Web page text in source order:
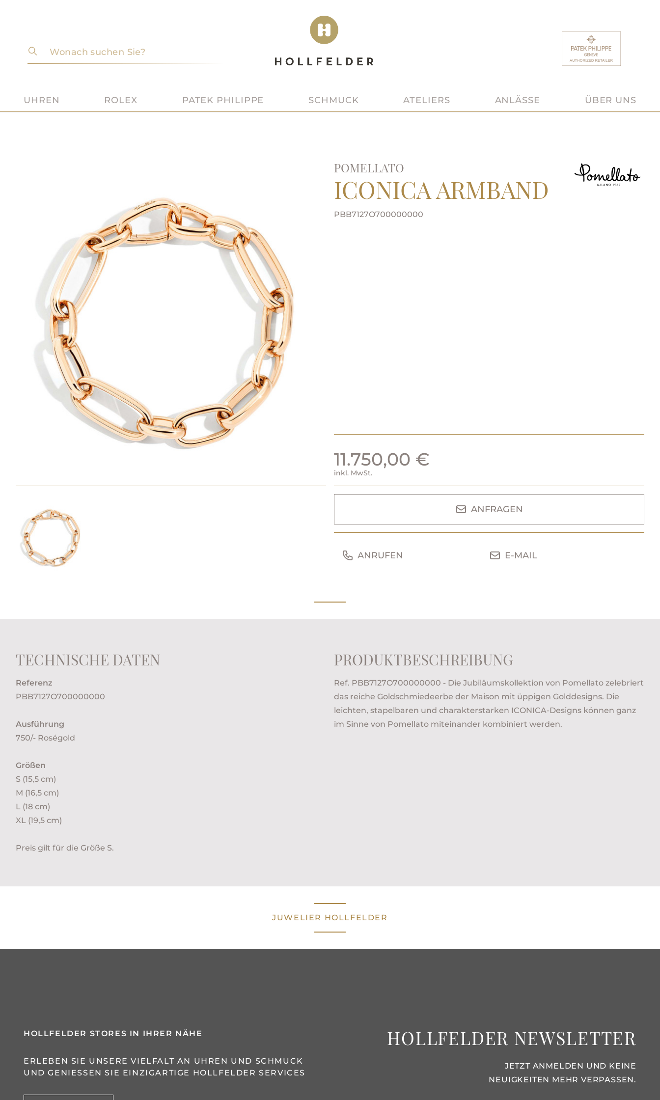
Wonach suchen Sie?
UHREN ROLEX PATEK PHILIPPE SCHMUCK ATELIERS ANLÄSSE ÜBER UNS
POMELLATO
ICONICA ARMBAND
PBB7127O700000000
11.750,00 €
inkl. MwSt.
ANFRAGEN
ANRUFEN E-MAIL
TECHNISCHE DATEN
Referenz
PBB7127O700000000
Ausführung
750/- Roségold
Größen
S (15,5 cm)
M (16,5 cm)
L (18 cm)
XL (19,5 cm)
Preis gilt für die Größe S.
PRODUKTBESCHREIBUNG
Ref. PBB7127O700000000 - Die Jubiläumskollektion von Pomellato zelebriert
das reiche Goldschmiedeerbe der Maison mit üppigen Golddesigns. Die
leichten, stapelbaren und charakterstarken ICONICA-Designs können ganz
im Sinne von Pomellato miteinander kombiniert werden.
JUWELIER HOLLFELDER
HOLLFELDER STORES IN IHRER NÄHE
ERLEBEN SIE UNSERE VIELFALT AN UHREN UND SCHMUCK
UND GENIESSEN SIE EINZIGARTIGE HOLLFELDER SERVICES
HOLLFELDER NEWSLETTER
JETZT ANMELDEN UND KEINE
NEUIGKEITEN MEHR VERPASSEN.